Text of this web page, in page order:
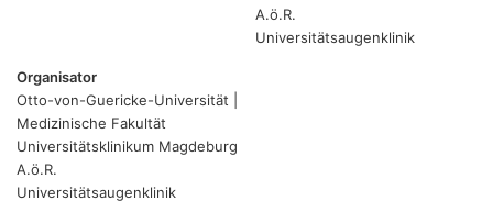
A.ö.R.
Universitätsaugenklinik
Organisator
Otto-von-Guericke-Universität |
Medizinische Fakultät
Universitätsklinikum Magdeburg
A.ö.R.
Universitätsaugenklinik